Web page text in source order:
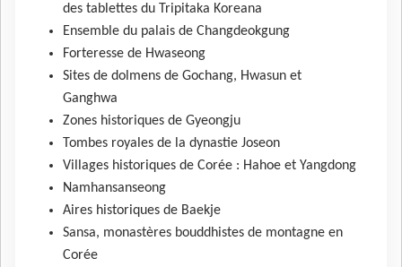
des tablettes du Tripitaka Koreana
Ensemble du palais de Changdeokgung
Forteresse de Hwaseong
Sites de dolmens de Gochang, Hwasun et
Ganghwa
Zones historiques de Gyeongju
Tombes royales de la dynastie Joseon
Villages historiques de Corée : Hahoe et Yangdong
Namhansanseong
Aires historiques de Baekje
Sansa, monastères bouddhistes de montagne en
Corée